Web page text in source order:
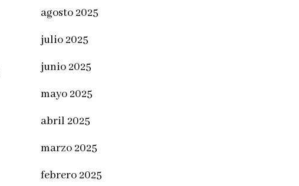
agosto 2025
julio 2025
junio 2025
mayo 2025
abril 2025
marzo 2025
febrero 2025